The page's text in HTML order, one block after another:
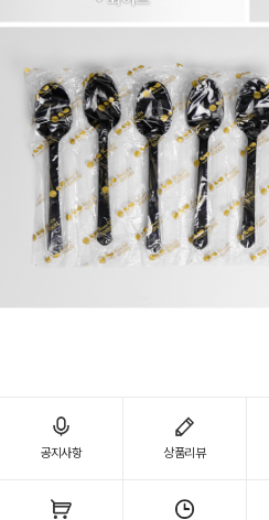
공지사항 상품리뷰